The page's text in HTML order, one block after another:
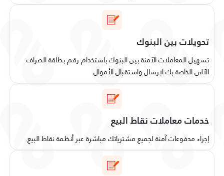
تحويلات بين البنوك
تسهيل المعاملات الآمنة بين البنوك باستخدام رقم بطاقة الصراف
الآلي الخاصة بك لإرسال واستقبال الأموال.
خدمات معاملات نقاط البيع
إجراء مدفوعات آمنة لجميع مشترياتك مباشرة عبر أنظمة نقاط البيع.